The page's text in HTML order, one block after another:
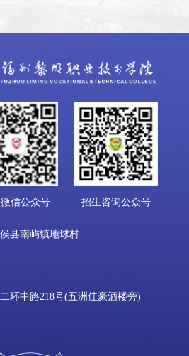
信公众号 招生咨询公众号
县南屿镇地球村
环中路218号(五洲佳豪酒楼旁)